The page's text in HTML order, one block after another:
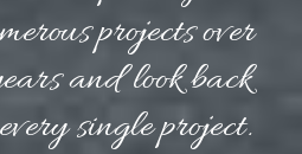
projects over
and look back
single project.